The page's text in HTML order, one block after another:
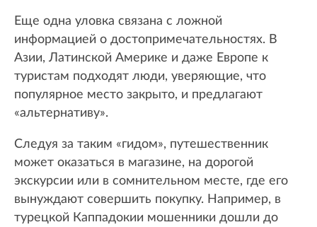
Еще одна уловка связана с ложной
информацией о достопримечательностях. В
Азии, Латинской Америке и даже Европе к
туристам подходят люди, уверяющие, что
популярное место закрыто, и предлагают
«альтернативу».
Следуя за таким «гидом», путешественник
может оказаться в магазине, на дорогой
экскурсии или в сомнительном месте, где его
вынуждают совершить покупку. Например, в
турецкой Каппадокии мошенники дошли до